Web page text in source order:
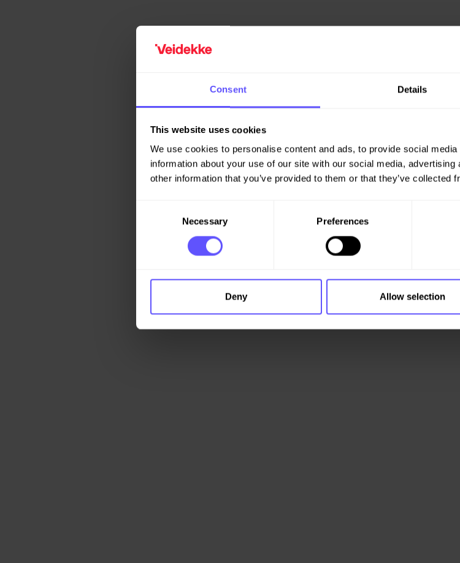
Consent Details
This website uses cookies
We use cookies to personalise content and ads, to provide social
information about your use of our site with our social media,
other information that you’ve provided to them or that they’ve collected
Necessary Preferences
Deny Allow selection